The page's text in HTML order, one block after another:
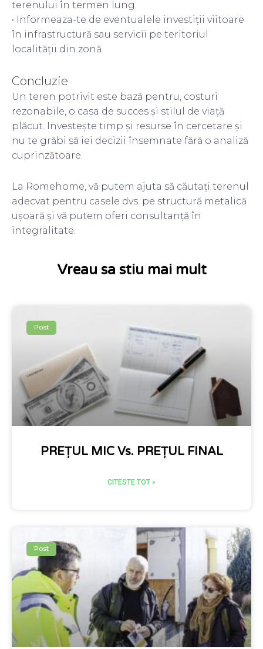
terenului în termen lung
• Informeaza-te de eventualele investiții viitoare
în infrastructură sau servicii pe teritoriul
localității din zonă
Concluzie
Un teren potrivit este bază pentru, costuri
rezonabile, o casa de succes și stilul de viață
plăcut. Investește timp și resurse în cercetare și
nu te grăbi să iei decizii însemnate fără o analiză
cuprinzătoare.
La Romehome, vă putem ajuta să căutați terenul
adecvat pentru casele dvs. pe structură metalică
ușoară și vă putem oferi consultanță în
integralitate.
Vreau sa stiu mai mult
Post
PREȚUL MIC Vs. PREȚUL FINAL
CITESTE TOT »
Post